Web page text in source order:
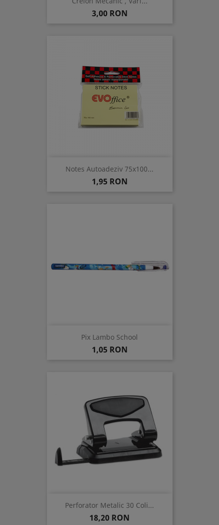
Pret
3,00 RON
Notes Autoadeziv 75x100...
Pret
1,95 RON
Pix Lambo School
Pret
1,05 RON
Perforator Metalic 30 Coli...
Pret
18,20 RON